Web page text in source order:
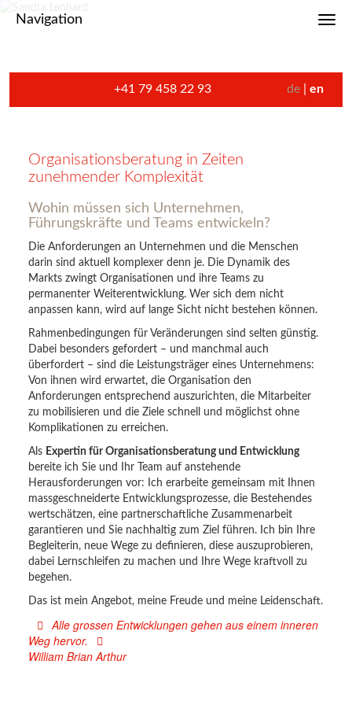
Navigation
+41 79 458 22 93 de en
Organisationsberatung in Zeiten
zunehmender Komplexität
Wohin müssen sich Unternehmen,
Führungskräfte und Teams entwickeln?
Die Anforderungen an Unternehmen und die Menschen
darin sind aktuell komplexer denn je. Die Dynamik des
Markts zwingt Organisationen und ihre Teams zu
permanenter Weiterentwicklung. Wer sich dem nicht
anpassen kann, wird auf lange Sicht nicht bestehen können.
Rahmenbedingungen für Veränderungen sind selten günstig.
Dabei besonders gefordert – und manchmal auch
überfordert – sind die Leistungsträger eines Unternehmens:
Von ihnen wird erwartet, die Organisation den
Anforderungen entsprechend auszurichten, die Mitarbeiter
zu mobilisieren und die Ziele schnell und möglichst ohne
Komplikationen zu erreichen.
Als Expertin für Organisationsberatung und Entwicklung
bereite ich Sie und Ihr Team auf anstehende
Herausforderungen vor: Ich erarbeite gemeinsam mit Ihnen
massgeschneiderte Entwicklungsprozesse, die Bestehendes
wertschätzen, eine partnerschaftliche Zusammenarbeit
garantieren und Sie nachhaltig zum Ziel führen. Ich bin Ihre
Begleiterin, neue Wege zu definieren, diese auszuprobieren,
dabei Lernschleifen zu machen und Ihre Wege kraftvoll zu
begehen.
Das ist mein Angebot, meine Freude und meine Leidenschaft.
Alle grossen Entwicklungen gehen aus einem inneren
Weg hervor.
William Brian Arthur